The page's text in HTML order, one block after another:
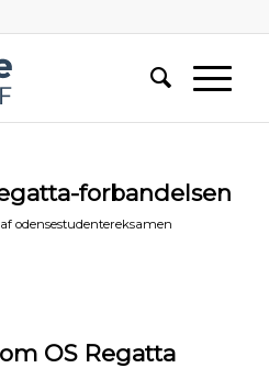
forbandelsen
af odensestudentereksamen
OS Regatta